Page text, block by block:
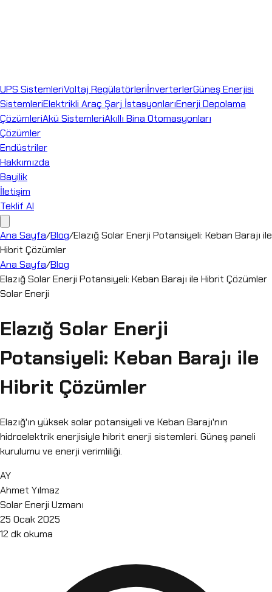
UPS SistemleriVoltaj RegülatörleriİnverterlerGüneş Enerjisi
SistemleriElektrikli Araç Şarj İstasyonlarıEnerji Depolama
ÇözümleriAkü SistemleriAkıllı Bina Otomasyonları
Çözümler
Endüstriler
Hakkımızda
Bayilik
İletişim
Teklif Al
Ana Sayfa/Blog/Elazığ Solar Enerji Potansiyeli: Keban Barajı ile
Hibrit Çözümler
Ana Sayfa/Blog
Elazığ Solar Enerji Potansiyeli: Keban Barajı ile Hibrit Çözümler
Solar Enerji
Elazığ Solar Enerji
Potansiyeli: Keban Barajı ile
Hibrit Çözümler
Elazığ'ın yüksek solar potansiyeli ve Keban Barajı'nın
hidroelektrik enerjisiyle hibrit enerji sistemleri. Güneş paneli
kurulumu ve enerji verimliliği.
AY
Ahmet Yılmaz
Solar Enerji Uzmanı
25 Ocak 2025
12 dk okuma